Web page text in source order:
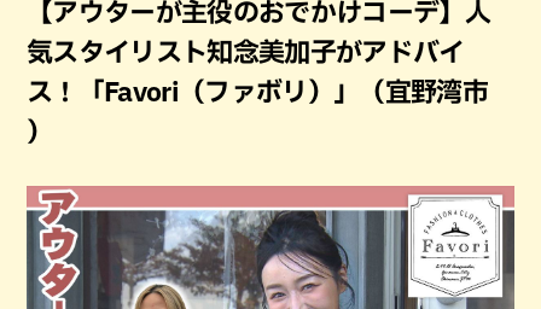
【アウターが主役のおでかけコーデ】人
気スタイリスト知念美加子がアドバイ
ス！「Favori（ファボリ）」（宜野湾市
）